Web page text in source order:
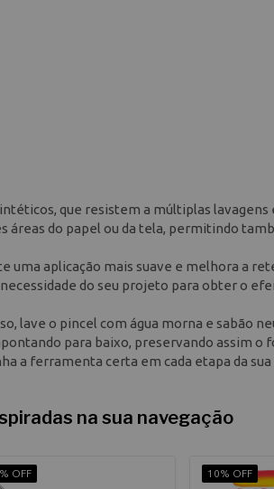
que resistem a múltiplas lavagens
áreas do papel ou da tela, permitindo
uma aplicação mais suave e melhora a
do seu projeto para obter o
lave o pincel com água morna e sabão
para baixo, preservando assim o
a ferramenta certa em cada etapa da sua
na sua navegação
OFF 10% OFF